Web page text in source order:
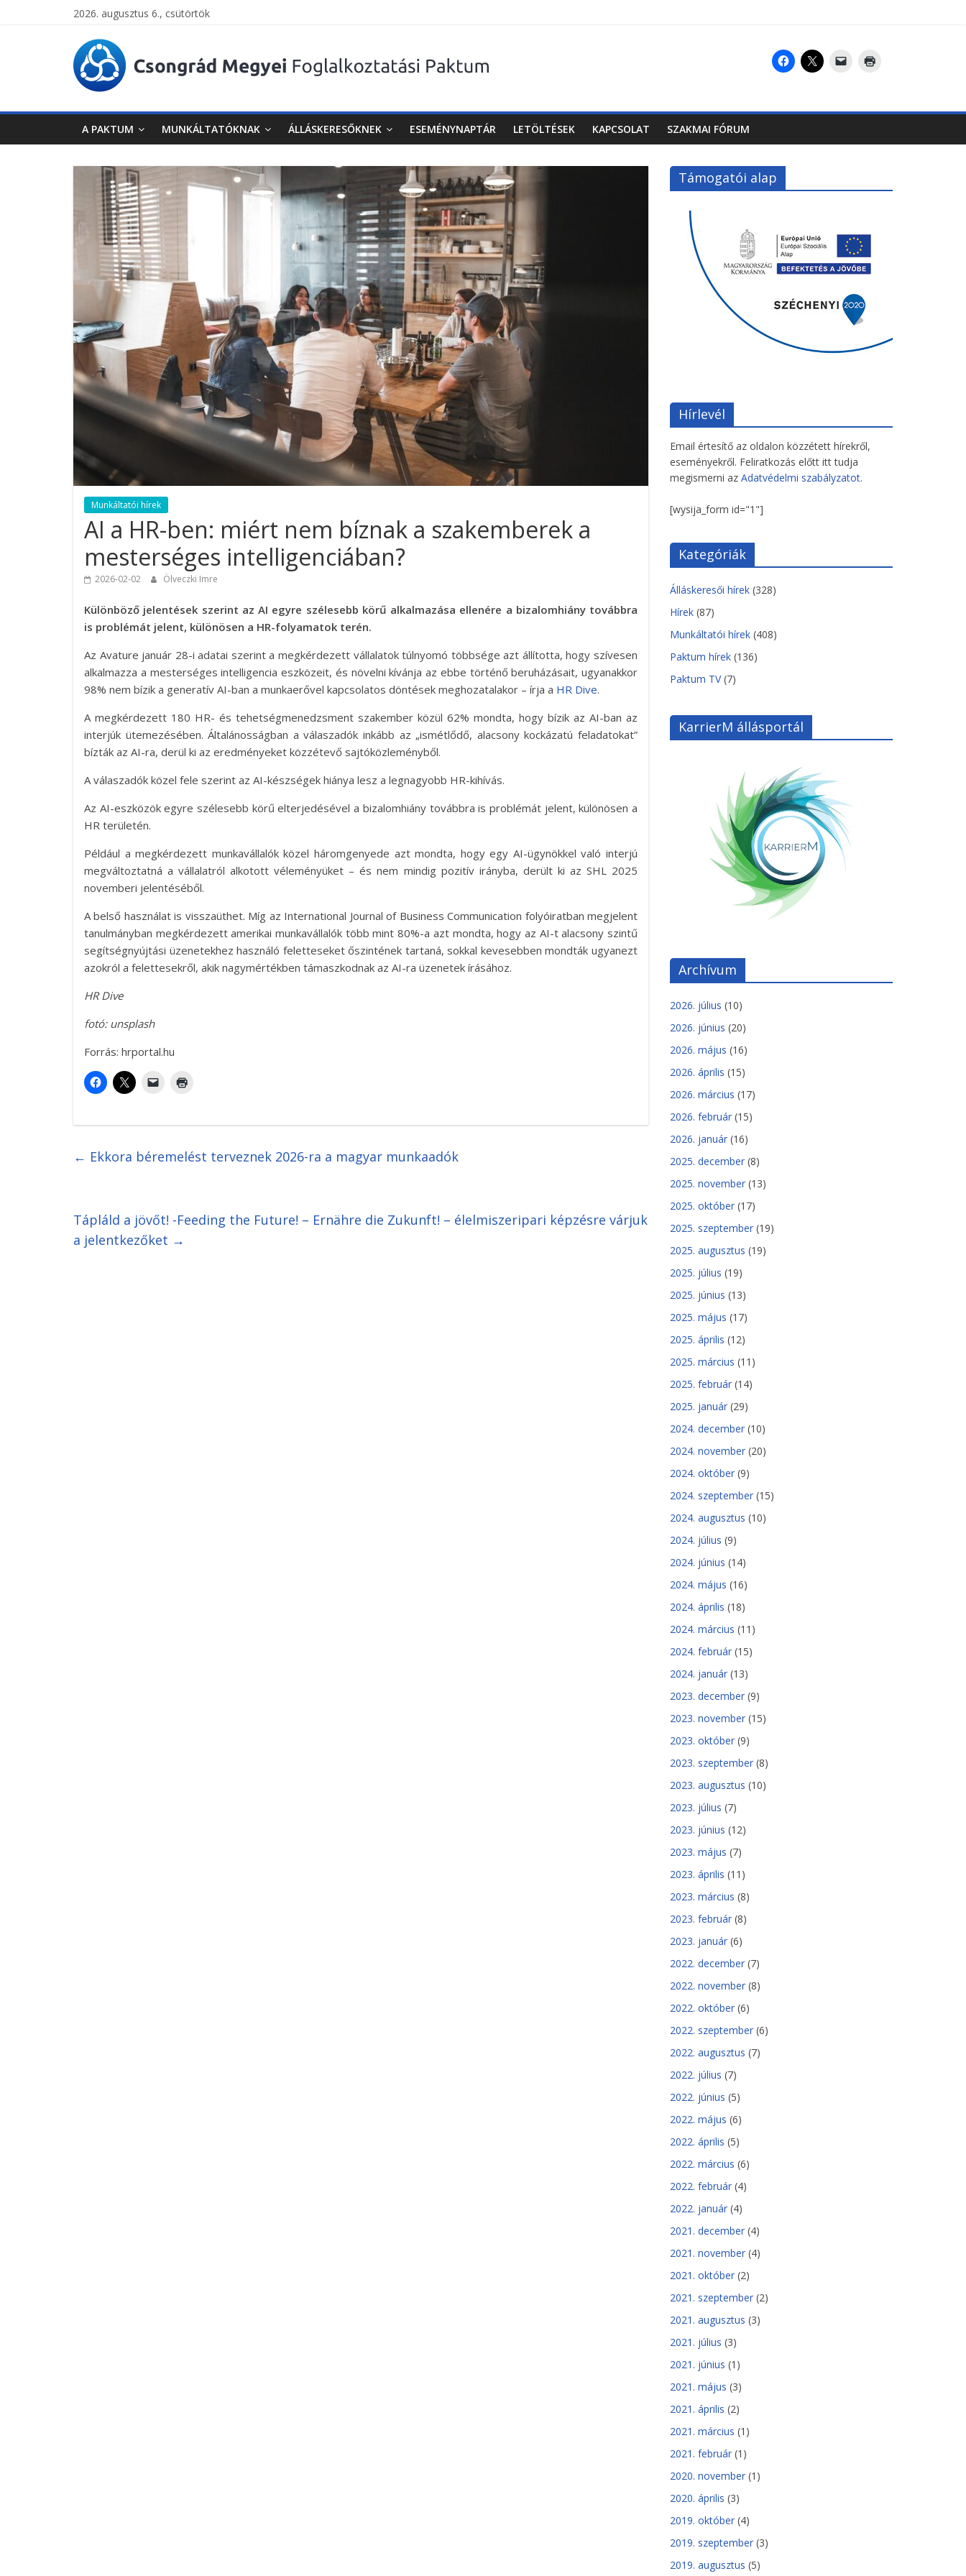
2026. augusztus 6., csütörtök
Csongrád
Megyei
Foglalkoztatási
Paktum
A PAKTUM MUNKÁLTATÓKNAK ÁLLÁSKERESŐKNEK ESEMÉNYNAPTÁR LETÖLTÉSEK KAPCSOLAT SZAKMAI FÓRUM
Munkáltatói hírek
AI a HR-ben: miért nem bíznak a szakemberek a
mesterséges intelligenciában?
2026-02-02 Ölveczki Imre
Különböző jelentések szerint az AI egyre szélesebb körű alkalmazása ellenére a bizalomhiány továbbra
is problémát jelent, különösen a HR-folyamatok terén.
Az Avature január 28-i adatai szerint a megkérdezett vállalatok túlnyomó többsége azt állította, hogy szívesen
alkalmazza a mesterséges intelligencia eszközeit, és növelni kívánja az ebbe történő beruházásait, ugyanakkor
98% nem bízik a generatív AI-ban a munkaerővel kapcsolatos döntések meghozatalakor – írja a HR Dive.
A megkérdezett 180 HR- és tehetségmenedzsment szakember közül 62% mondta, hogy bízik az AI-ban az
interjúk ütemezésében. Általánosságban a válaszadók inkább az „ismétlődő, alacsony kockázatú feladatokat”
bízták az AI-ra, derül ki az eredményeket közzétevő sajtóközleményből.
A válaszadók közel fele szerint az AI-készségek hiánya lesz a legnagyobb HR-kihívás.
Az AI-eszközök egyre szélesebb körű elterjedésével a bizalomhiány továbbra is problémát jelent, különösen a
HR területén.
Például a megkérdezett munkavállalók közel háromgenyede azt mondta, hogy egy AI-ügynökkel való interjú
megváltoztatná a vállalatról alkotott véleményüket – és nem mindig pozitív irányba, derült ki az SHL 2025
novemberi jelentéséből.
A belső használat is visszaüthet. Míg az International Journal of Business Communication folyóiratban megjelent
tanulmányban megkérdezett amerikai munkavállalók több mint 80%-a azt mondta, hogy az AI-t alacsony szintű
segítségnyújtási üzenetekhez használó feletteseket őszintének tartaná, sokkal kevesebben mondták ugyanezt
azokról a felettesekről, akik nagymértékben támaszkodnak az AI-ra üzenetek írásához.
HR Dive
fotó: unsplash
Forrás: hrportal.hu
← Ekkora béremelést terveznek 2026-ra a magyar munkaadók
Tápláld a jövőt! -Feeding the Future! – Ernähre die Zukunft! – élelmiszeripari képzésre várjuk
a jelentkezőket →
Támogatói alap
Hírlevél
Email értesítő az oldalon közzétett hírekről,
eseményekről. Feliratkozás előtt itt tudja
megismerni az Adatvédelmi szabályzatot.
[wysija_form id="1"]
Kategóriák
Álláskeresői hírek (328)
Hírek (87)
Munkáltatói hírek (408)
Paktum hírek (136)
Paktum TV(7)
KarrierM állásportál
Archívum
2026. július (10)
2026. június (20)
2026. május (16)
2026. április (15)
2026. március (17)
2026. február (15)
2026. január (16)
2025. december (8)
2025. november (13)
2025. október (17)
2025. szeptember (19)
2025. augusztus (19)
2025. július (19)
2025. június (13)
2025. május (17)
2025. április (12)
2025. március (11)
2025. február (14)
2025. január (29)
2024. december (10)
2024. november (20)
2024. október (9)
2024. szeptember (15)
2024. augusztus (10)
2024. július (9)
2024. június (14)
2024. május (16)
2024. április (18)
2024. március (11)
2024. február (15)
2024. január (13)
2023. december (9)
2023. november (15)
2023. október (9)
2023. szeptember (8)
2023. augusztus (10)
2023. július (7)
2023. június (12)
2023. május (7)
2023. április (11)
2023. március (8)
2023. február (8)
2023. január (6)
2022. december (7)
2022. november (8)
2022. október (6)
2022. szeptember (6)
2022. augusztus (7)
2022. július (7)
2022. június (5)
2022. május (6)
2022. április (5)
2022. március (6)
2022. február (4)
2022. január (4)
2021. december (4)
2021. november (4)
2021. október (2)
2021. szeptember (2)
2021. augusztus (3)
2021. július (3)
2021. június (1)
2021. május (3)
2021. április (2)
2021. március (1)
2021. február (1)
2020. november (1)
2020. április (3)
2019. október (4)
2019. szeptember (3)
2019. augusztus (5)